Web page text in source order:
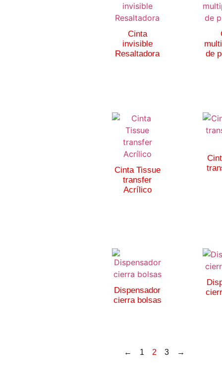
Cinta
invisible
Resaltadora
de
Cinta Tissue
transfer
Acrílico
Dispensador
cierra bolsas
← 1 2 3 →